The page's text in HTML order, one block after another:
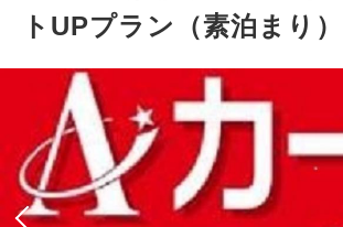
トUPプラン（素泊まり）